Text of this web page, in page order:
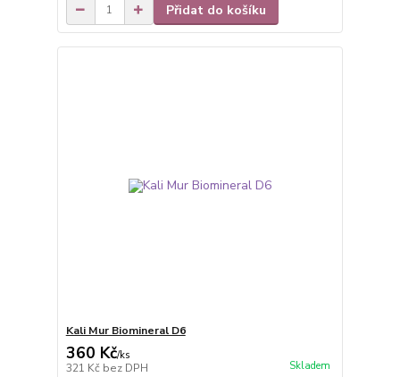
Přidat do košíku
Kali Mur Biomineral D6
360 Kč/ks
321 Kč bez DPH Skladem